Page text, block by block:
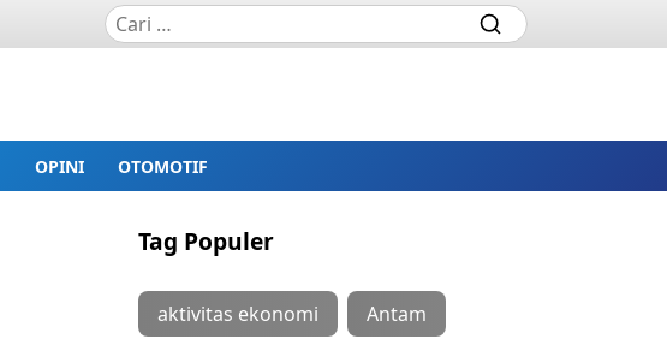
OPINI OTOMOTIF
Tag Populer
aktivitas ekonomi Antam